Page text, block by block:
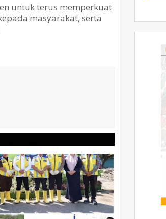
untuk terus memperkuat
masyarakat, serta